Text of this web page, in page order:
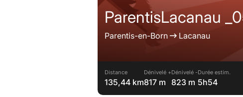
ParentisLacanau
Parentis-en-Born Lacanau
Distance
135,44 km
Dénivelé +
817 m
Dénivelé -
823 m
Durée estim.
5h54